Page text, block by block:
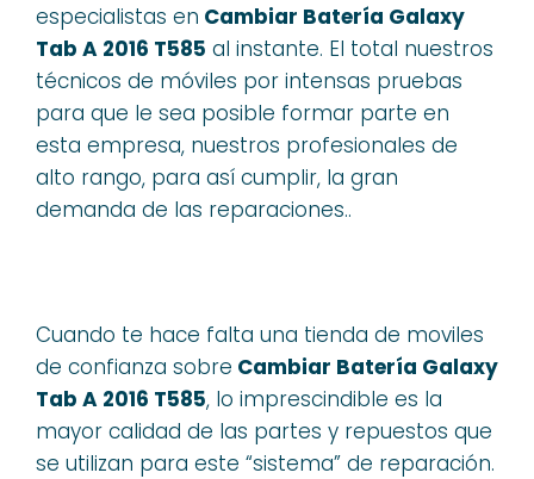
especialistas en Cambiar Batería Galaxy
Tab A 2016 T585 al instante. El total nuestros
técnicos de móviles por intensas pruebas
para que le sea posible formar parte en
esta empresa, nuestros profesionales de
alto rango, para así cumplir, la gran
demanda de las reparaciones..
Cuando te hace falta una tienda de moviles
de confianza sobre Cambiar Batería Galaxy
Tab A 2016 T585, lo imprescindible es la
mayor calidad de las partes y repuestos que
se utilizan para este “sistema” de reparación.